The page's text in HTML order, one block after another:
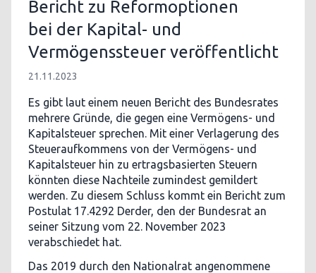
Bericht zu Reformoptionen
bei der Kapital- und
Vermögenssteuer veröffentlicht
21.11.2023
Es gibt laut einem neuen Bericht des Bundesrates
mehrere Gründe, die gegen eine Vermögens- und
Kapitalsteuer sprechen. Mit einer Verlagerung des
Steueraufkommens von der Vermögens- und
Kapitalsteuer hin zu ertragsbasierten Steuern
könnten diese Nachteile zumindest gemildert
werden. Zu diesem Schluss kommt ein Bericht zum
Postulat 17.4292 Derder, den der Bundesrat an
seiner Sitzung vom 22. November 2023
verabschiedet hat.
Das 2019 durch den Nationalrat angenommene